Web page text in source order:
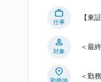
仕事
【東
対象
＜最
勤務地
＜勤